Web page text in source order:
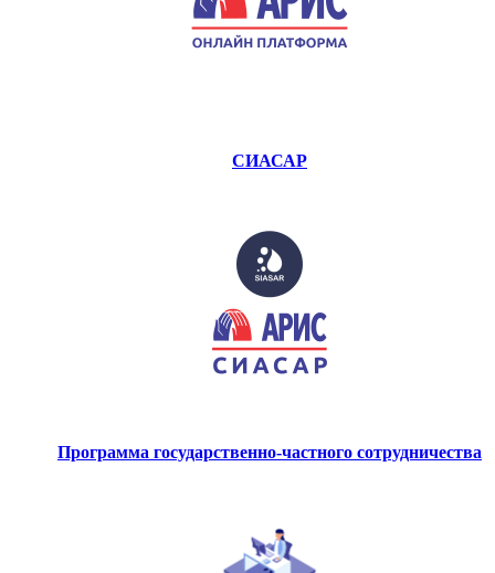
СИАСАР
Программа государственно-частного сотрудничества